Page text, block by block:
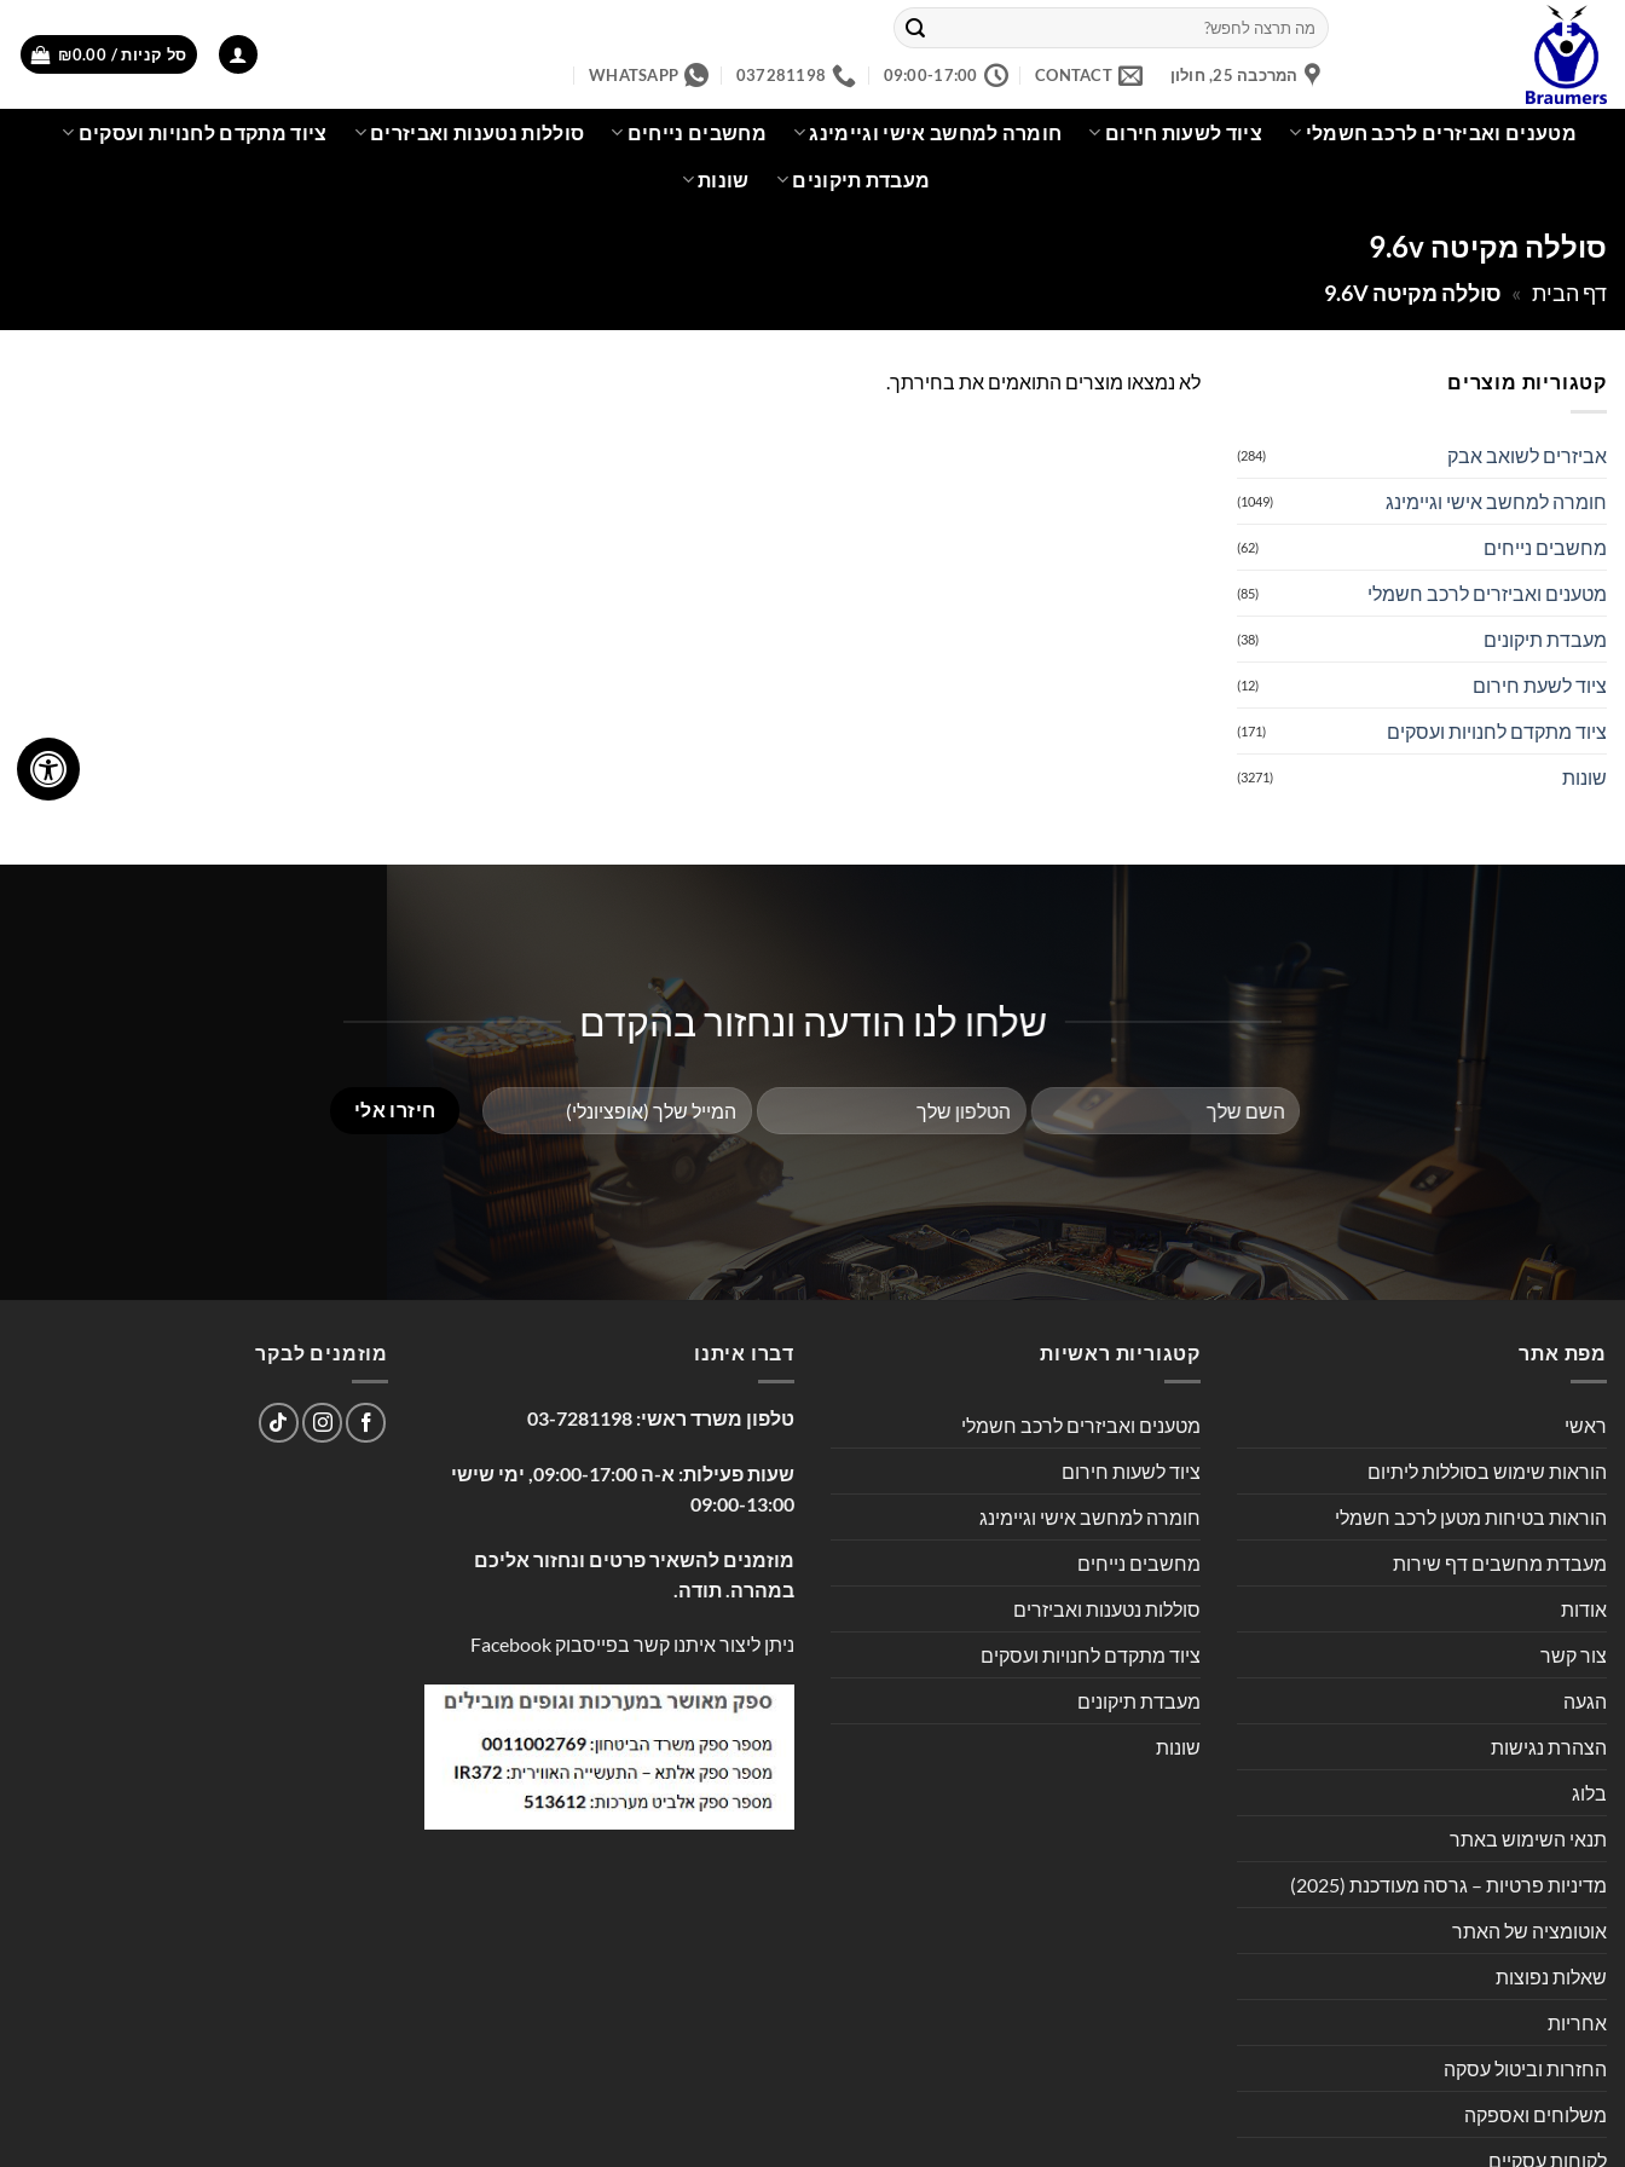
content
חיפוש
עבור:
המרכבה 25, חולון CONTACT
09:00-17:00
037281198
WHATSAPP
סל קניות / ₪0.00
מטענים ואביזרים לרכב חשמלי ציוד לשעות חירום חומרה למחשב אישי וגיימינג מחשבים נייחים סוללות נטענות ואביזרים ציוד מתקדם לחנויות ועסקים
מעבדת תיקונים שונות
סוללה מקיטה 9.6v
דף הבית » סוללה מקיטה 9.6V
קטגוריות מוצרים
אביזרים לשואב אבק (284)
חומרה למחשב אישי וגיימינג (1049)
מחשבים נייחים (62)
מטענים ואביזרים לרכב חשמלי (85)
מעבדת תיקונים (38)
ציוד לשעת חירום (12)
ציוד מתקדם לחנויות ועסקים (171)
שונות (3271)
לא נמצאו מוצרים התואמים את בחירתך.
שלחו לנו הודעה ונחזור בהקדם
מפת אתר
ראשי
הוראות שימוש בסוללות ליתיום
הוראות בטיחות מטען לרכב חשמלי
מעבדת מחשבים דף שירות
אודות
צור קשר
הגעה
הצהרת נגישות
בלוג
תנאי השימוש באתר
מדיניות פרטיות – גרסה מעודכנת (2025)
אוטומציה של האתר
שאלות נפוצות
אחריות
החזרות וביטול עסקה
משלוחים ואספקה
לקוחות עסקיים
קטגוריות ראשיות
מטענים ואביזרים לרכב חשמלי
ציוד לשעות חירום
חומרה למחשב אישי וגיימינג
מחשבים נייחים
סוללות נטענות ואביזרים
ציוד מתקדם לחנויות ועסקים
מעבדת תיקונים
שונות
דברו איתנו
טלפון משרד ראשי: 03-7281198
שעות פעילות: א-ה 09:00-17:00, ימי שישי
09:00-13:00
מוזמנים להשאיר פרטים ונחזור אליכם
במהרה. תודה.
ניתן ליצור איתנו קשר בפייסבוק Facebook
מוזמנים לבקר